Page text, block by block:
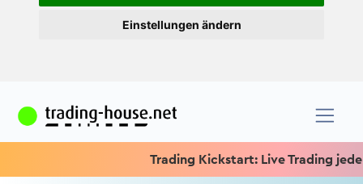
Einstellungen ändern
Trading Kickstart: Live Trading